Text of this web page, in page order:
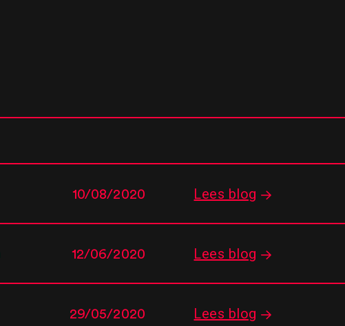
10/08/2020 Lees blog
12/06/2020 Lees blog
29/05/2020 Lees blog